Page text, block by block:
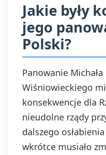
Jakie były
jego
Polski?
Panowanie
Wiśniowieckiego
konsekwencje dla
nieudolne rządy
dalszego
wkrótce musiało